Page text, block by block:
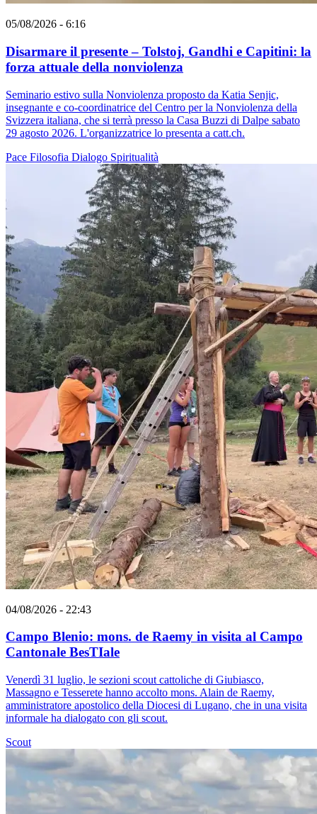
05/08/2026 - 6:16
Disarmare il presente – Tolstoj, Gandhi e Capitini: la
forza attuale della nonviolenza
Seminario estivo sulla Nonviolenza proposto da Katia Senjic,
insegnante e co-coordinatrice del Centro per la Nonviolenza della
Svizzera italiana, che si terrà presso la Casa Buzzi di Dalpe sabato
29 agosto 2026. L'organizzatrice lo presenta a catt.ch.
Pace Filosofia Dialogo Spiritualità
04/08/2026 - 22:43
Campo Blenio: mons. de Raemy in visita al Campo
Cantonale BesTIale
Venerdì 31 luglio, le sezioni scout cattoliche di Giubiasco,
Massagno e Tesserete hanno accolto mons. Alain de Raemy,
amministratore apostolico della Diocesi di Lugano, che in una visita
informale ha dialogato con gli scout.
Scout